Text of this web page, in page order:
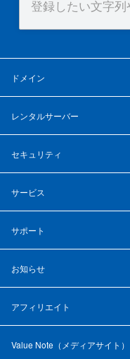
ドメイン
レンタルサーバー
セキュリティ
サービス
サポート
お知らせ
アフィリエイト
Value Note（ メディアサイト ）